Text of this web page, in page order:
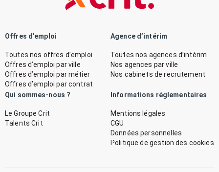
Offres d’emploi
Toutes nos offres d’emploi
Offres d’emploi par ville
Offres d’emploi par métier
Offres d’emploi par contrat
Agence d’intérim
Toutes nos agences d’intérim
Nos agences par ville
Nos cabinets de recrutement
Qui sommes-nous ?
Le Groupe Crit
Talents Crit
Informations réglementaires
Mentions légales
CGU
Données personnelles
Politique de gestion des cookies